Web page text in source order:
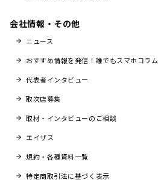
会社情報・その他
ニュース
おすすめ情報を発信！誰でもスマホコラム
代表者インタビュー
取次店募集
取材・インタビューのご相談
エイザス
規約・各種資料一覧
特定商取引法に基づく表示